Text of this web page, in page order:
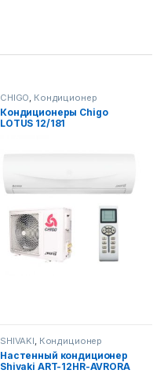
CHIGO, Кондиционер
Кондиционеры Chigo
LOTUS 12/181
SHIVAKI, Кондиционер
Настенный кондиционер
Shivaki ART-12HR-AVRORA